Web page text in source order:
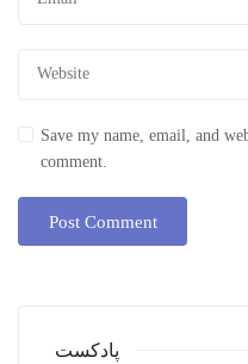
Save my name, email, and
comment.
پادکست